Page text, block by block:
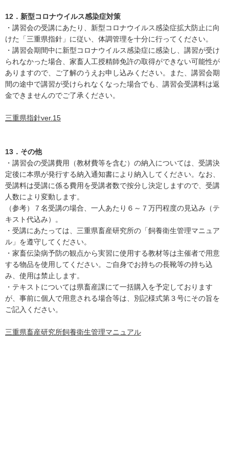
12．新型コロナウイルス感染症対策
・講習会の受講にあたり、新型コロナウイルス感染症拡大防止に向
けた「三重県指針」に従い、体調管理を十分に行ってください。
・講習会期間中に新型コロナウイルス感染症に感染し、講習が受け
られなかった場合、家畜人工授精師免許の取得ができない可能性が
ありますので、ご了解のうえお申し込みください。また、講習会期
間の途中で講習が受けられなくなった場合でも、講習会受講料は返
金できませんのでご了承ください。
三重県指針ver.15
13．その他
・講習会の受講費用（教材費等を含む）の納入については、受講決
定後に本県が発行する納入通知書により納入してください。なお、
受講料は受講に係る費用を受講者数で按分し決定しますので、受講
人数により変動します。
（参考）７名受講の場合、一人あたり６～７万円程度の見込み（テ
キスト代込み）。
・受講にあたっては、三重県畜産研究所の「飼養衛生管理マニュア
ル」を遵守してください。
・家畜伝染病予防の観点から実習に使用する教材等は主催者で用意
する物品を使用してください。ご自身でお持ちの長靴等の持ち込
み、使用は禁止します。
・テキストについては県畜産課にて一括購入を予定しております
が、事前に個人で用意される場合等は、別記様式第３号にその旨を
ご記入ください。
三重県畜産研究所飼養衛生管理マニュアル